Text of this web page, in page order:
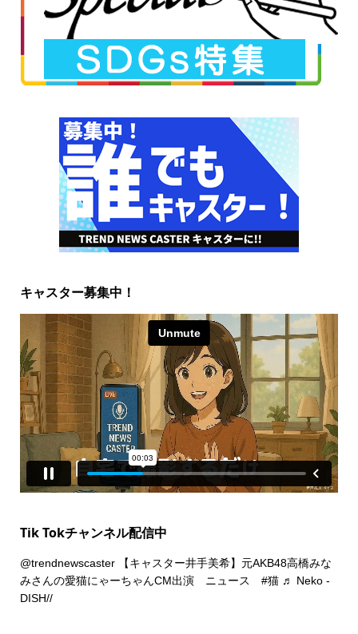
キャスター募集中！
Tik Tokチャンネル配信中
@trendnewscaster【キャスター井手美希】元AKB48高橋みな
みさんの愛猫にゃーちゃんCM出演 ニュース #猫 ♬ Neko -
DISH//